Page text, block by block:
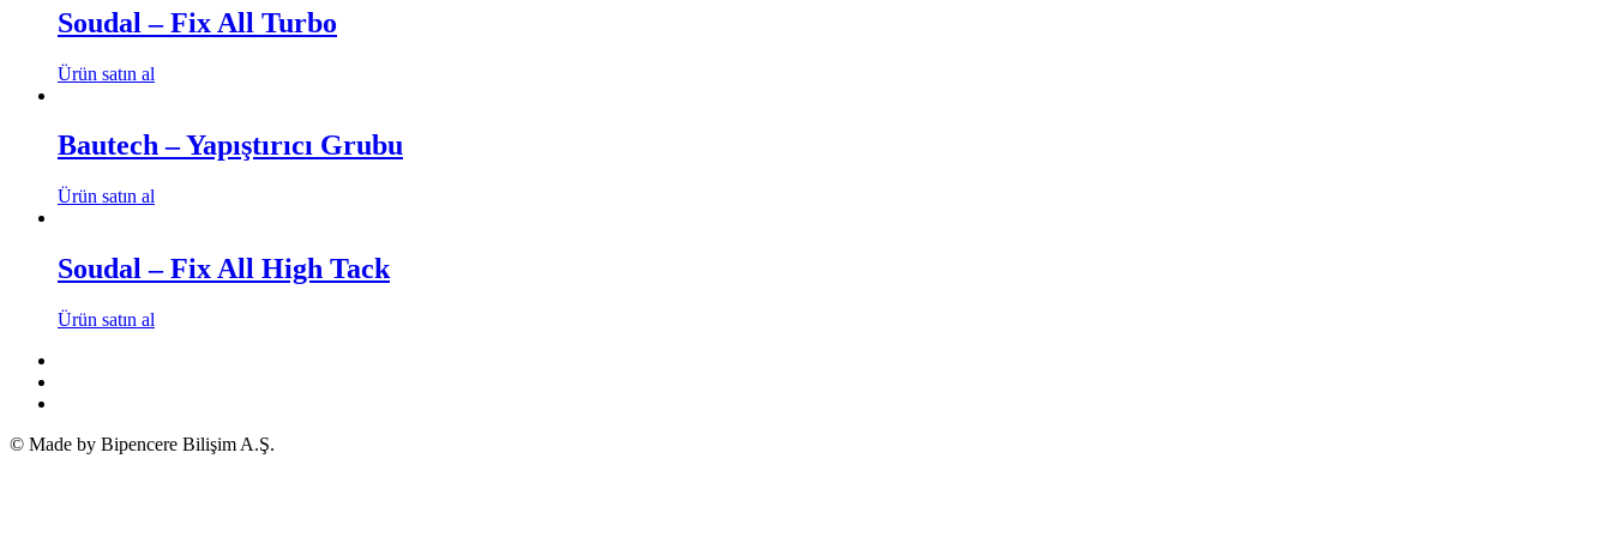
Soudal – Fix All Turbo
Ürün satın al
Bautech – Yapıştırıcı Grubu
Ürün satın al
Soudal – Fix All High Tack
Ürün satın al
© Made by Bipencere Bilişim A.Ş.